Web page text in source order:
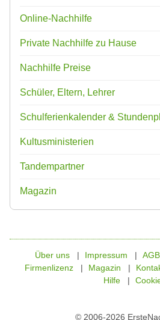
Online-Nachhilfe
Private Nachhilfe zu Hause
Nachhilfe Preise
Schüler, Eltern, Lehrer
Schulferienkalender &
Kultusministerien
Tandempartner
Magazin
© 2006-2026
Über uns Impressum AGB
Firmenlizenz
Magazin
Hilfe